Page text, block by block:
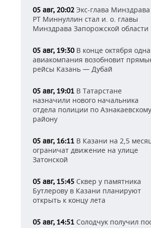
05 авг, 20:02 Экс-глава Минздрава
РТ Миннуллин стал и. о. главы
Минздрава Запорожской области
05 авг, 19:30В конце октября одна
авиакомпания возобновит
рейсы Казань — Дубай
05 авг, 19:01 В Татарстане
назначили нового начальника
отдела полиции по Азнакаевскому
району
05 авг, 16:11 В Казани на 2,5
ограничат движение на улице
Затонской
05 авг, 15:45 Сквер у памятника
Бутлерову в Казани планируют
открыть к концу лета
05 авг, 14:51 Солодчук получил